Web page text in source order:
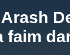
faim